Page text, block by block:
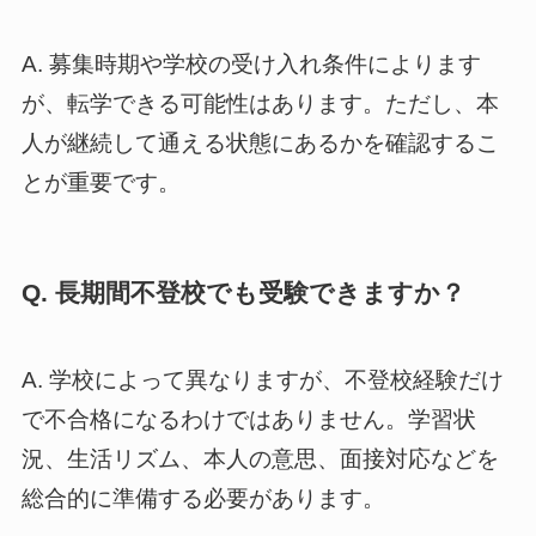
A. 募集時期や学校の受け入れ条件によります
が、転学できる可能性はあります。ただし、本
人が継続して通える状態にあるかを確認するこ
とが重要です。
Q. 長期間不登校でも受験できますか？
A. 学校によって異なりますが、不登校経験だけ
で不合格になるわけではありません。学習状
況、生活リズム、本人の意思、面接対応などを
総合的に準備する必要があります。